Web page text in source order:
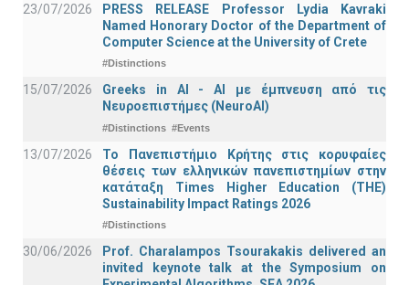
23/07/2026
PRESS RELEASE Professor Lydia Kavraki
Named Honorary Doctor of the Department of
Computer Science at the University of Crete
#Distinctions
15/07/2026
Greeks in AI - ΑΙ με έμπνευση από τις
Νευροεπιστήμες (NeuroAI)
#Distinctions #Events
13/07/2026
Το Πανεπιστήμιο Κρήτης στις κορυφαίες
θέσεις των ελληνικών πανεπιστημίων στην
κατάταξη Times Higher Education (ΤΗΕ)
Sustainability Impact Ratings 2026
#Distinctions
30/06/2026
Prof. Charalampos Tsourakakis delivered an
invited keynote talk at the Symposium on